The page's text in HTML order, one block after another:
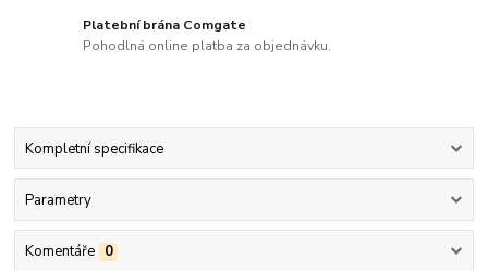
Platební brána Comgate
Pohodlná online platba za objednávku.
Kompletní specifikace
Parametry
Komentáře 0